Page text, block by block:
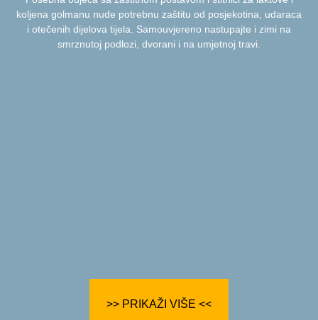
koljena golmanu nude potrebnu zaštitu od posjekotina, udaraca
i otečenih dijelova tijela. Samouvjereno nastupajte i zimi na
smrznutoj podlozi, dvorani i na umjetnoj travi.
>> PRIKAŽI VIŠE <<